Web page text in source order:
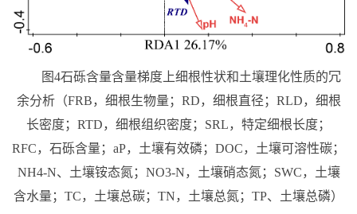
图4石砾含量含量梯度上细根性状和土壤理化性质的冗
余分析（FRB，细根生物量； RD，细根直径； RLD，细根
长密度； RTD，细根组织密度； SRL，特定细根长度；
RFC，石砾含量； aP，土壤有效磷； DOC，土壤可溶性碳；
NH4-N、土壤铵态氮； NO3-N，土壤硝态氮； SWC，土壤
含水量； TC，土壤总碳； TN，土壤总氮； TP、土壤总磷）